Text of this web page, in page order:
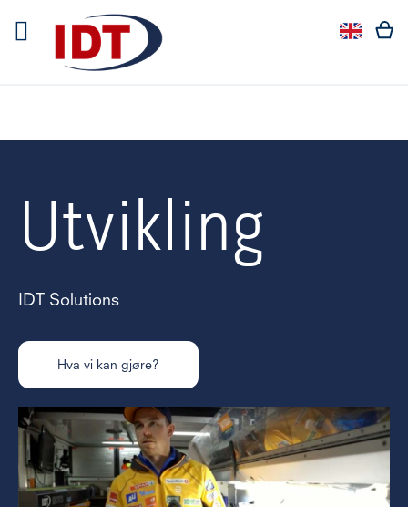
Utvikling
IDT Solutions
Hva vi kan gjøre?